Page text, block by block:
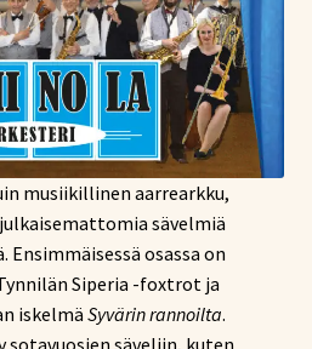
musiikillinen aarrearkku,
sävelmiä
osassa on
Siperia -foxtrot ja
iskelmä Syvärin rannoilta.
sotavuosien säveliin, kuten